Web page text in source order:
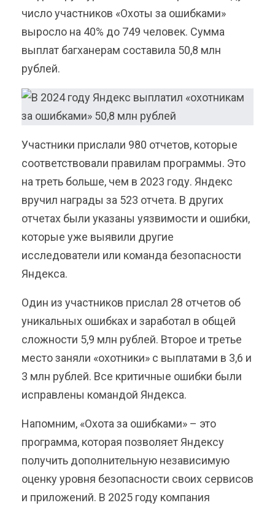
число участников «Охоты за ошибками»
выросло на 40% до 749 человек. Сумма
выплат багханерам составила 50,8 млн
рублей.
Участники прислали 980 отчетов, которые
соответствовали правилам программы. Это
на треть больше, чем в 2023 году. Яндекс
вручил награды за 523 отчета. В других
отчетах были указаны уязвимости и ошибки,
которые уже выявили другие
исследователи или команда безопасности
Яндекса.
Один из участников прислал 28 отчетов об
уникальных ошибках и заработал в общей
сложности 5,9 млн рублей. Второе и третье
место заняли «охотники» с выплатами в 3,6 и
3 млн рублей. Все критичные ошибки были
исправлены командой Яндекса.
Напомним, «Охота за ошибками» – это
программа, которая позволяет Яндексу
получить дополнительную независимую
оценку уровня безопасности своих сервисов
и приложений. В 2025 году компания